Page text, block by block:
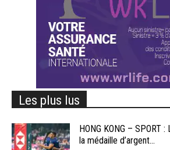
Les plus lus
HONG KONG – SPORT
la médaille d’argent...